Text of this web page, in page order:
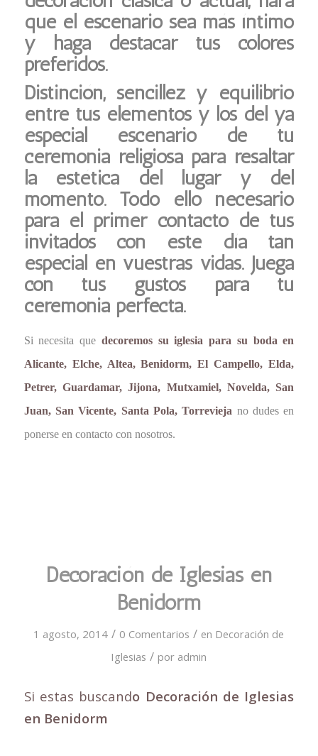
que el escenario sea más íntimo
y haga destacar tus colores
preferidos.
Distinción, sencillez y equilibrio
entre tus elementos y los del ya
especial escenario de tu
ceremonia religiosa para resaltar
la estética del lugar y del
momento. Todo ello necesario
para el primer contacto de tus
invitados con este día tan
especial en vuestras vidas. Juega
con tus gustos para tu
ceremonia perfecta.
Si necesita que decoremos su iglesia para su boda en
Alicante, Elche, Altea, Benidorm, El Campello, Elda,
Petrer, Guardamar, Jijona, Mutxamiel, Novelda, San
Juan, San Vicente, Santa Pola, Torrevieja no dudes en
ponerse en contacto con nosotros.
Decoración de Iglesias en
Benidorm
1 agosto, 2014 / 0 Comentarios / en Decoración de
Iglesias / por admin
Si estas buscando Decoración de Iglesias
en Benidorm